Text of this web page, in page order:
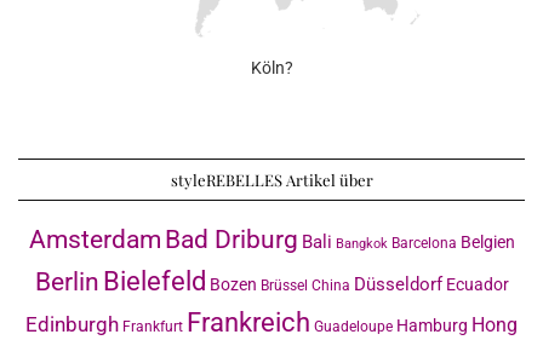
Köln?
styleREBELLES Artikel über
Amsterdam Bad Driburg Bali Bangkok Barcelona Belgien
Berlin Bielefeld Bozen Brüssel China Düsseldorf Ecuador
Edinburgh Frankfurt Frankreich Guadeloupe Hamburg Hong